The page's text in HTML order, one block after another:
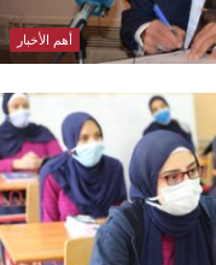
أهم الأخبار